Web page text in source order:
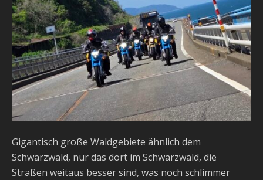
Gigantisch große Waldgebiete ähnlich dem
Schwarzwald, nur das dort im Schwarzwald, die
Straßen weitaus besser sind, was noch schlimmer